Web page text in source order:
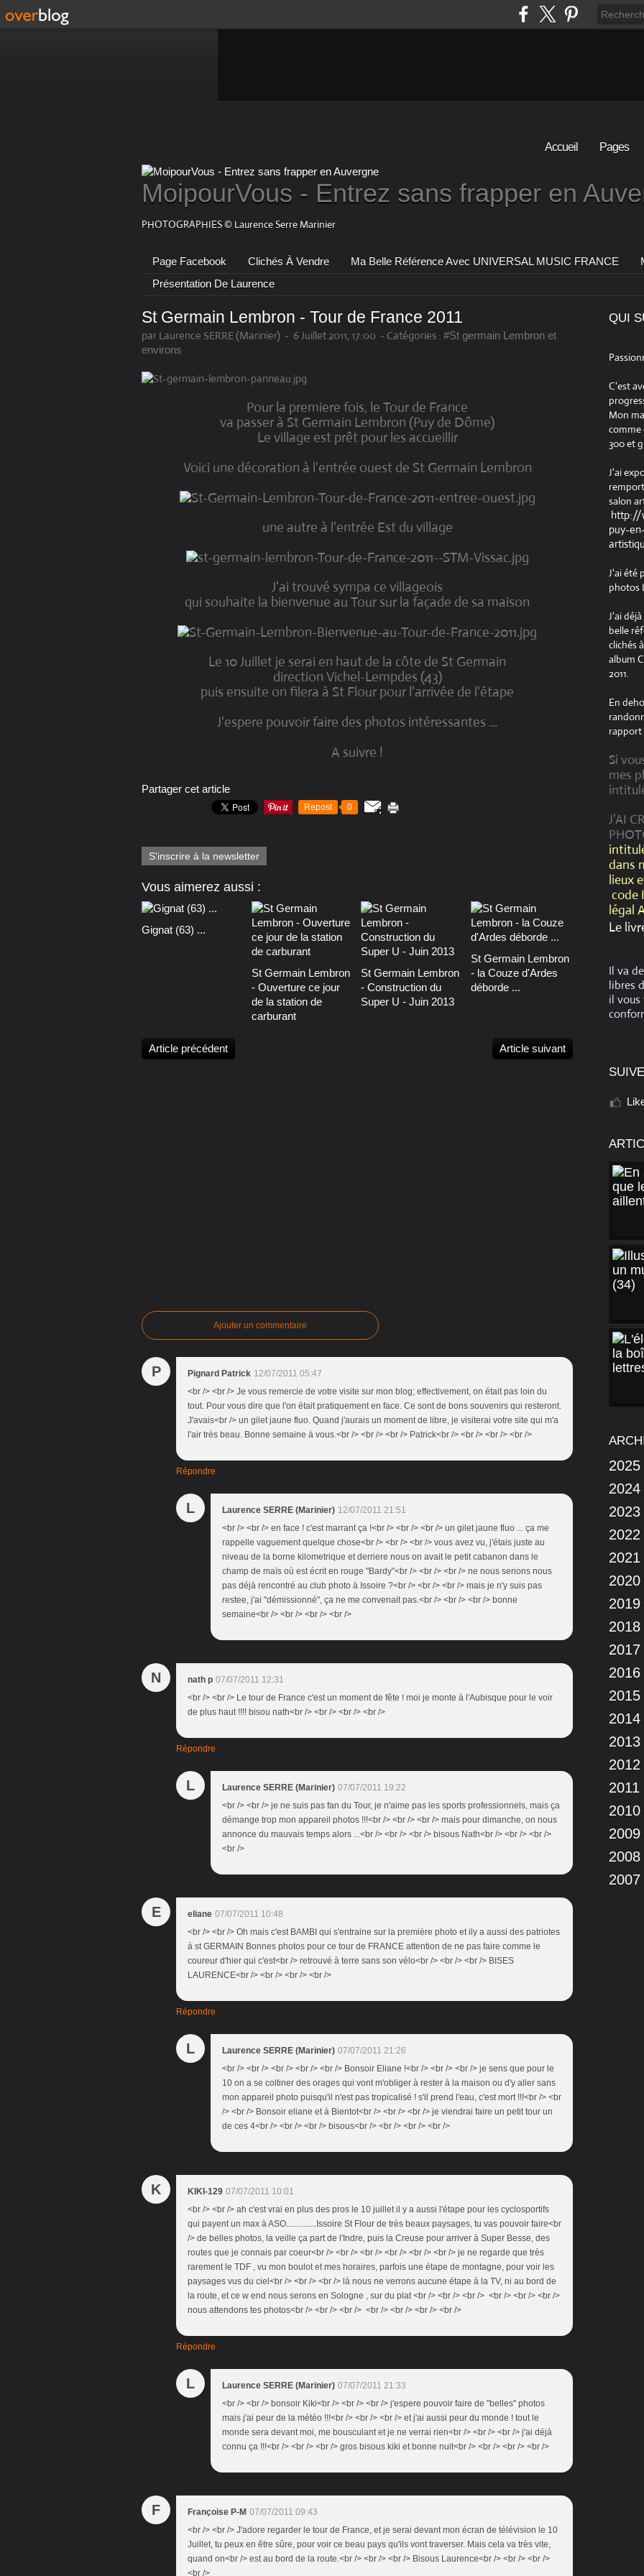
Accueil Pages
MoipourVous - Entrez sans frapper en
PHOTOGRAPHIES © Laurence Serre Marinier
Page Facebook Clichés À Vendre Ma Belle Référence Avec UNIVERSAL MUSIC FRANCE
Présentation De Laurence
St Germain Lembron - Tour de France 2011
par Laurence SERRE (Marinier) - 6 Juillet 2011, 17:00 - Catégories : #St germain Lembron et
environs
Pour la premiere fois, le Tour de France
va passer à St Germain Lembron (Puy de Dôme)
Le village est prêt pour les accueillir
Voici une décoration à l'entrée ouest de St Germain Lembron
une autre à l'entrée Est du village
J'ai trouvé sympa ce villageois
qui souhaite la bienvenue au Tour sur la façade de sa maison
Le 10 Juillet je serai en haut de la côte de St Germain
direction Vichel-Lempdes (43)
puis ensuite on filera à St Flour pour l'arrivée de l'étape
J'espere pouvoir faire des photos intéressantes ...
A suivre !
Partager cet article
Repost 0
S'inscrire à la newsletter
Vous aimerez aussi :
Gignat (63) ...
St Germain Lembron
- Ouverture ce jour
de la station de
carburant
St Germain Lembron
- Construction du
Super U - Juin 2013
St Germain Lembron
- la Couze d'Ardes
déborde ...
Article précédent Article suivant
Ajouter un commentaire
P Pignard Patrick 12/07/2011 05:47
<br /> <br /> Je vous remercie de votre visite sur mon blog; effectivement, on était pas loin du
tout. Pour vous dire que l'on était pratiquement en face. Ce sont de bons souvenirs qui resteront.
J'avais<br /> un gilet jaune fluo. Quand j'aurais un moment de libre, je visiterai votre site qui m'a
l'air très beau. Bonne semaine à vous.<br /> <br /> <br /> Patrick<br /> <br /> <br /> <br />
Répondre
L Laurence SERRE (Marinier) 12/07/2011 21:51
<br /> <br /> en face ! c'est marrant ça !<br /> <br /> <br /> un gilet jaune fluo ... ça me
rappelle vaguement quelque chose<br /> <br /> <br /> vous avez vu, j'étais juste au
niveau de la borne kilometrique et derriere nous on avait le petit cabanon dans le
champ de maïs où est écrit en rouge "Bardy"<br /> <br /> <br /> ne nous serions nous
pas déjà rencontré au club photo à Issoire ?<br /> <br /> <br /> mais je n'y suis pas
restee, j'ai "démissionné", ça ne me convenait pas.<br /> <br /> <br /> bonne
semaine<br /> <br /> <br /> <br />
N nath p 07/07/2011 12:31
<br /> <br /> Le tour de France c'est un moment de fête ! moi je monte à l'Aubisque pour le voir
de plus haut !!!! bisou nath<br /> <br /> <br /> <br />
Répondre
L Laurence SERRE (Marinier) 07/07/2011 19:22
<br /> <br /> je ne suis pas fan du Tour, je n'aime pas les sports professionnels, mais ça
démange trop mon appareil photos !!!<br /> <br /> <br /> mais pour dimanche, on nous
annonce du mauvais temps alors ...<br /> <br /> <br /> bisous Nath<br /> <br /> <br />
<br />
E eliane 07/07/2011 10:48
<br /> <br /> Oh mais c'est BAMBI qui s'entraine sur la première photo et ily a aussi des patriotes
à st GERMAIN Bonnes photos pour ce tour de FRANCE attention de ne pas faire comme le
coureur d'hier qui c'est<br /> retrouvé à terre sans son vélo<br /> <br /> <br /> BISES
LAURENCE<br /> <br /> <br /> <br />
Répondre
L Laurence SERRE (Marinier) 07/07/2011 21:26
<br /> <br /> <br /> <br /> <br /> Bonsoir Eliane !<br /> <br /> <br /> je sens que pour le
10 on a se coltiner des orages qui vont m'obliger à rester à la maison ou d'y aller sans
mon appareil photo puisqu'il n'est pas tropicalisé ! s'il prend l'eau, c'est mort !!!<br /> <br
/> <br /> Bonsoir eliane et à Bientot<br /> <br /> <br /> je viendrai faire un petit tour un
de ces 4<br /> <br /> <br /> bisous<br /> <br /> <br /> <br />
K KIKI-129 07/07/2011 10:01
<br /> <br /> ah c'est vrai en plus des pros le 10 juillet il y a aussi l'étape pour les cyclosportifs
qui payent un max à ASO..............Issoire St Flour de très beaux paysages, tu vas pouvoir faire<br
/> de belles photos, la veille ça part de l'Indre, puis la Creuse pour arriver à Super Besse, des
routes que je connais par coeur<br /> <br /> <br /> <br /> <br /> <br /> je ne regarde que très
rarement le TDF , vu mon boulot et mes horaires, parfois une étape de montagne, pour voir les
paysages vus du ciel<br /> <br /> <br /> là nous ne verrons aucune étape à la TV, ni au bord de
la route, et ce w end nous serons en Sologne , sur du plat <br /> <br /> <br /> <br /> <br /> <br />
nous attendons tes photos<br /> <br /> <br /> <br /> <br /> <br /> <br />
Répondre
L Laurence SERRE (Marinier) 07/07/2011 21:33
<br /> <br /> bonsoir Kiki<br /> <br /> <br /> j'espere pouvoir faire de "belles" photos
mais j'ai peur de la météo !!!<br /> <br /> <br /> et j'ai aussi peur du monde ! tout le
monde sera devant moi, me bousculant et je ne verrai rien<br /> <br /> <br /> j'ai déjà
connu ça !!!<br /> <br /> <br /> gros bisous kiki et bonne nuit<br /> <br /> <br /> <br />
F Françoise P-M 07/07/2011 09:43
<br /> <br /> J'adore regarder le tour de France, et je serai devant mon écran de télévision le 10
Juillet, tu peux en être sûre, pour voir ce beau pays qu'ils vont traverser. Mais cela va très vite,
quand on<br /> est au bord de la route.<br /> <br /> <br /> Bisous Laurence<br /> <br /> <br />
<br />
QUI
C'est
Mon
comme
300 et
J'ai
salon
http://
puy-
J'ai été
photos
J'ai
belle
clichés
album
2011.
En
rapport
Si
mes
J'AI
dans
lieux
code
légal
Le
Il va
libres
il vous
2025
2024
2023
2022
2021
2020
2019
2018
2017
2016
2015
2014
2013
2012
2011
2010
2009
2008
2007